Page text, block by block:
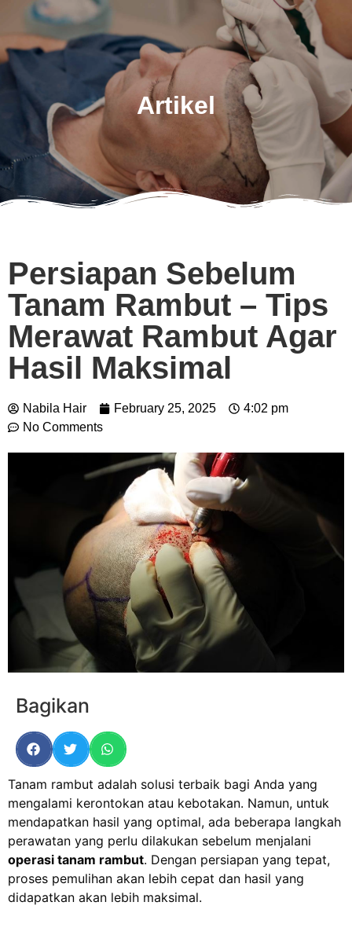
Artikel
Persiapan Sebelum
Tanam Rambut – Tips
Merawat Rambut Agar
Hasil Maksimal
Nabila Hair February 25, 2025
4:02 pm
No Comments
Bagikan
Tanam rambut adalah solusi terbaik bagi Anda yang
mengalami kerontokan atau kebotakan. Namun, untuk
mendapatkan hasil yang optimal, ada beberapa langkah
perawatan yang perlu dilakukan sebelum menjalani
operasi tanam rambut. Dengan persiapan yang tepat,
proses pemulihan akan lebih cepat dan hasil yang
didapatkan akan lebih maksimal.